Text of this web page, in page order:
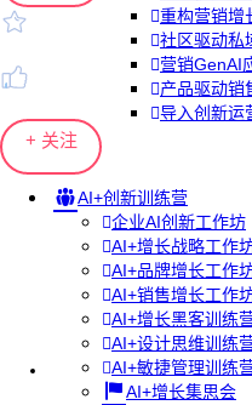
重构营销增
社区驱动私
营销GenAI
产品驱动销
导入创新运
AI+创新训练营
企业AI创新工作坊
AI+增长战略工作
AI+品牌增长工作
AI+销售增长工作
AI+增长黑客训练
AI+设计思维训练
AI+敏捷管理训练
AI+增长集思会
+ 关注